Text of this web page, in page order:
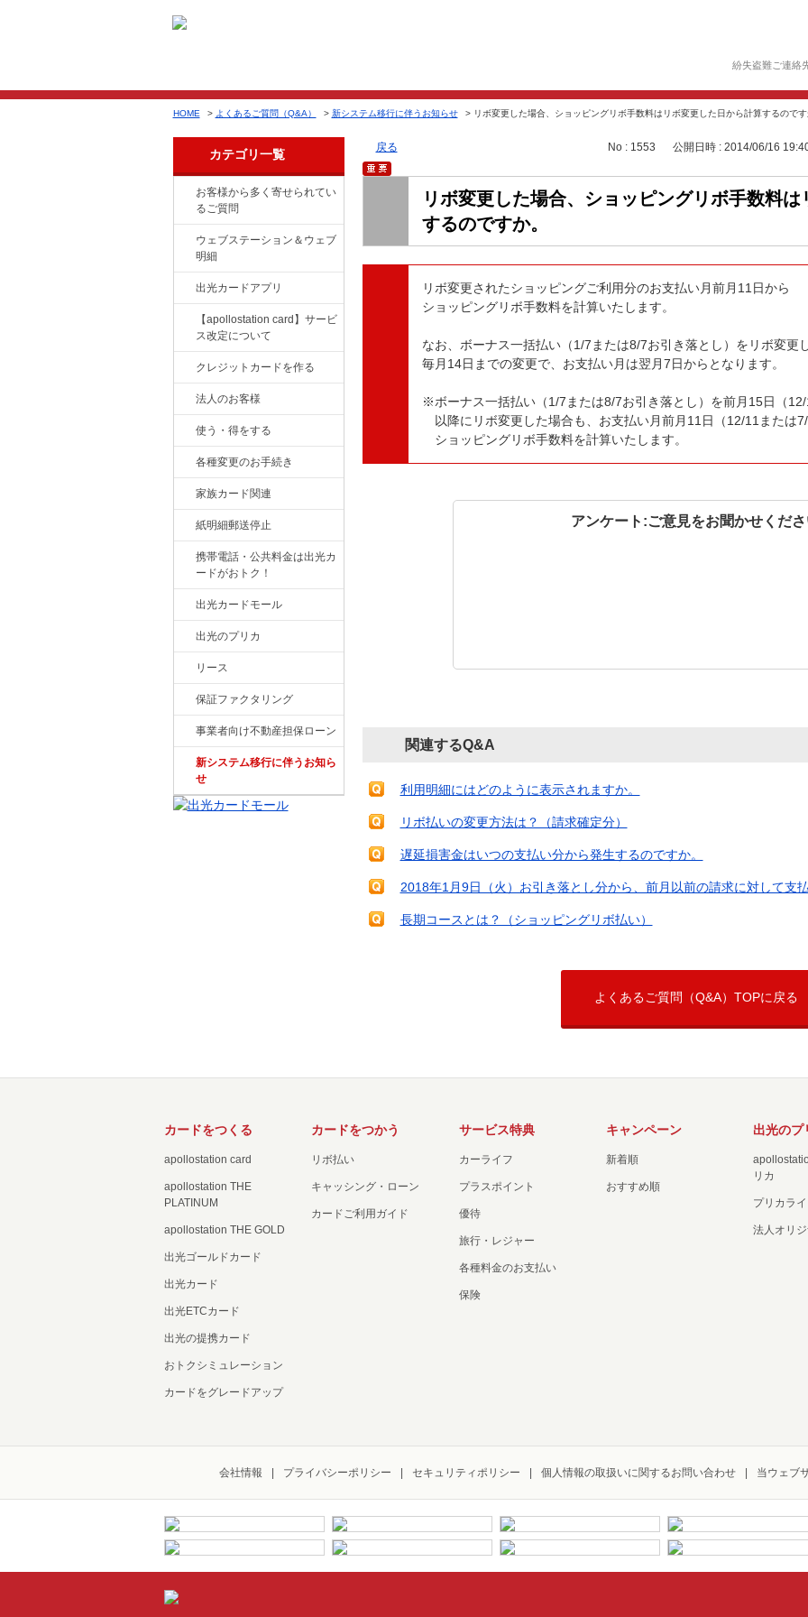
紛失盗難ご連絡
HOME > よくあるご質問（Q&A） > 新システム移行に伴うお知らせ > リボ変更した場合、ショッピングリボ手数料はリボ変更した日から計算するのです
カテゴリ一覧
お客様から多く寄せられてい
るご質問
ウェブステーション＆ウェブ
明細
出光カードアプリ
【apollostation card】サービ
ス改定について
クレジットカードを作る
法人のお客様
使う・得をする
各種変更のお手続き
家族カード関連
紙明細郵送停止
携帯電話・公共料金は出光カ
ードがおトク！
出光カードモール
出光のプリカ
リース
保証ファクタリング
事業者向け不動産担保ローン
新システム移行に伴うお知ら
せ
戻る No : 1553 公開日時 : 2014/06/16
リボ変更した場合、ショッピングリボ手数料
するのですか。
リボ変更されたショッピングご利用分のお支払い月前月11日から
ショッピングリボ手数料を計算いたします。
なお、ボーナス一括払い（1/7または8/7お引き落とし）をリボ変更
毎月14日までの変更で、お支払い月は翌月7日からとなります。
※ボーナス一括払い（1/7または8/7お引き落とし）を前月15日（12/
以降にリボ変更した場合も、お支払い月前月11日（12/11または
ショッピングリボ手数料を計算いたします。
アンケート:ご意見をお聞かせくだ
関連するQ&A
利用明細にはどのように表示されますか。
リボ払いの変更方法は？（請求確定分）
遅延損害金はいつの支払い分から発生するのですか。
2018年1月9日（火）お引き落とし分から、前月以前の請求に対して支払
長期コースとは？（ショッピングリボ払い）
よくあるご質問（Q&A）TOPに戻る
カードをつくる
apollostation card
apollostation THE
PLATINUM
apollostation THE GOLD
出光ゴールドカード
出光カード
出光ETCカード
出光の提携カード
おトクシミュレーション
カードをグレードアップ
カードをつかう
リボ払い
キャッシング・ローン
カードご利用ガイド
サービス特典
カーライフ
プラスポイント
優待
旅行・レジャー
各種料金のお支払い
保険
キャンペーン
新着順
おすすめ順
出光のプ
リカ
プリカラ
法人オリ
会社情報 プライバシーポリシー セキュリティポリシー 個人情報の取扱いに関するお問い合わせ 当ウェブ